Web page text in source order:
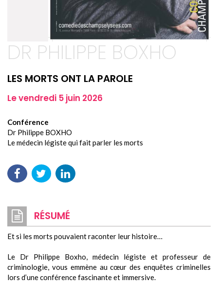
DR PHILIPPE BOXHO
LES MORTS ONT LA PAROLE
Le vendredi 5 juin 2026
Conférence
Dr Philippe BOXHO
Le médecin légiste qui fait parler les morts
RÉSUMÉ
Et si les morts pouvaient raconter leur histoire…
Le Dr Philippe Boxho, médecin légiste et professeur de
criminologie, vous emmène au cœur des enquêtes criminelles
lors d’une conférence fascinante et immersive.